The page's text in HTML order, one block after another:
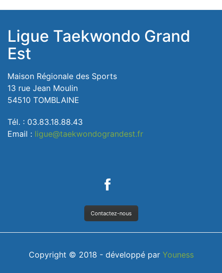
Ligue Taekwondo Grand
Est
Maison Régionale des Sports
13 rue Jean Moulin
54510 TOMBLAINE
Tél. : 03.83.18.88.43
Email : ligue@taekwondograndest.fr
Contactez-nous
Copyright © 2018 - développé par Youness